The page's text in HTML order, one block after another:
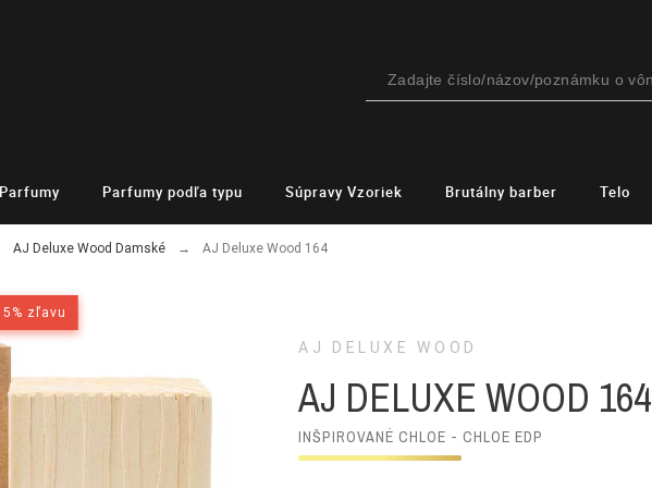
Parfumy Parfumy podľa typu Súpravy Vzoriek Brutálny barber Telo
AJ Deluxe Wood Damské AJ Deluxe Wood 164
zľavu
zľavu
AJ DELUXE WOOD
AJ DELUXE WOOD 164
INŠPIROVANÉ CHLOE - CHLOE EDP